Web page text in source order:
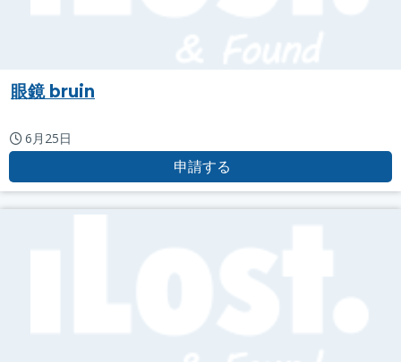
眼鏡 bruin
6月25日
申請する